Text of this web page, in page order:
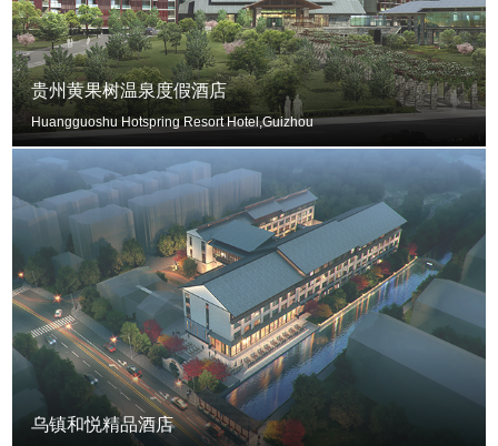
贵州黄果树温泉度假酒店
Huangguoshu Hotspring Resort Hotel,Guizhou
乌镇和悦精品酒店